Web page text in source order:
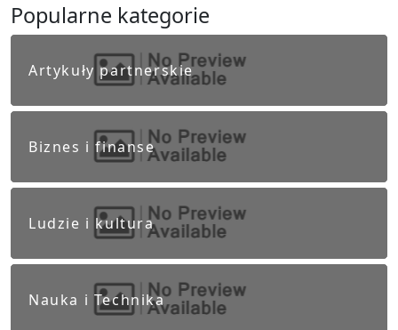
Popularne kategorie
Artykuły partnerskie
Biznes i finanse
Ludzie i kultura
Nauka i Technika